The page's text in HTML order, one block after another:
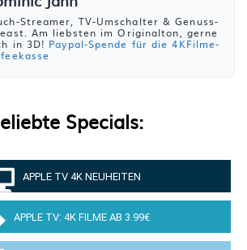
Streamer, TV-Umschalter & Genuss-
Am liebsten im Originalton, gerne
in 3D! Paypal-Spende für die 4KFilme-
Specials:
APPLE TV 4K NEUHEITEN
APPLE TV: 4K FILME AB 3.99€